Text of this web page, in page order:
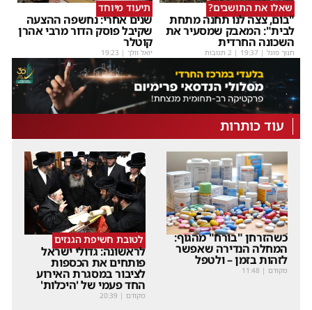
שאלו את התושבים?
"בום, צצה לנו תחנה מתחת
לבית": המאבק שמסעיר את
השכונה החרדית
חנוך פוגל |
19:37 | 2 תגובות
תיעוד מיוחד
שנים אחרי: נחשפה ההצעה
שקיבל פוסק הדור מרבי אהרן
קוטלר
יואל וולך |
19:23
עוד כותרות
כשהזרחן "בורח" מהגוף:
המחלה הנדירה שאפשר
לזהות בזמן – ולטפל
מקודם |
11:48
לטובת חשיפת הגנזים
לראשונה: גדולי ישראל
פותחים את הכספות
לציבור במסגרת האירוע
החד פעמי של 'היכלות'
מקודם |
20:39